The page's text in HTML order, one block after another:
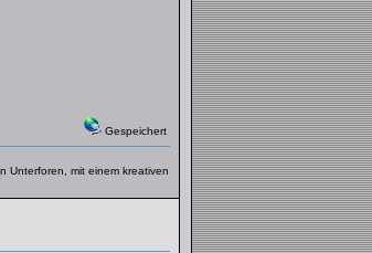
Gespeichert
Unterforen, mit einem kreativen